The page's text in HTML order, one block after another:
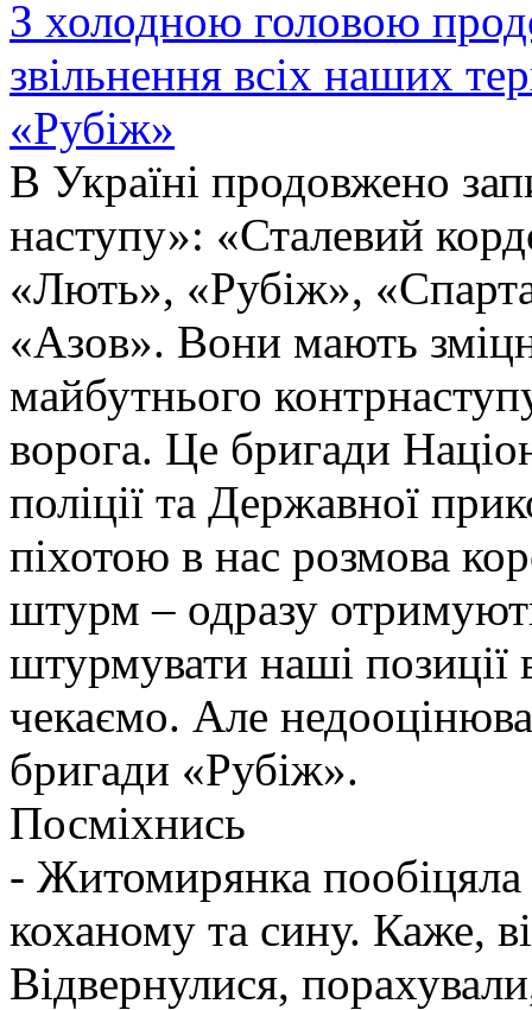
З холодною головою
звільнення всіх наших
«Рубіж»
В Україні продовжено
наступу»: «Сталевий
«Лють», «Рубіж»,
«Азов». Вони мають
майбутнього
ворога. Це бригади
поліції та Державної
піхотою в нас розмова
штурм – одразу
штурмувати наші позиції
чекаємо. Але
бригади «Рубіж».
Посміхнись
- Житомирянка
коханому та сину. Каже,
Відвернулися,